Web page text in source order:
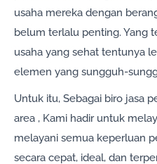
usaha mereka dengan
belum terlalu penting. Yang
usaha yang sehat tentunya
elemen yang sungguh-
Untuk itu, Sebagai biro jasa
area , Kami hadir untuk
melayani semua keperluan
secara cepat, ideal, dan